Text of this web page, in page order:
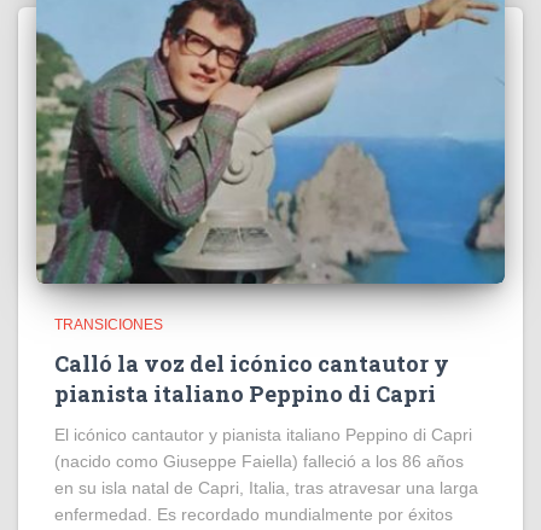
TRANSICIONES
Calló la voz del icónico cantautor y
pianista italiano Peppino di Capri
El icónico cantautor y pianista italiano Peppino di Capri
(nacido como Giuseppe Faiella) falleció a los 86 años
en su isla natal de Capri, Italia, tras atravesar una larga
enfermedad. Es recordado mundialmente por éxitos